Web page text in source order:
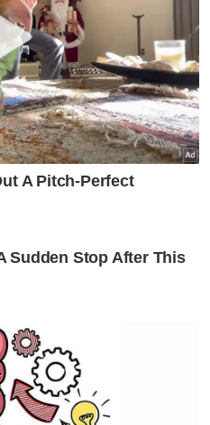
19 KP.3.1.1
di AS ketika jangkitan
perincian
SOP Covid-19
19 di Pulau Pinang